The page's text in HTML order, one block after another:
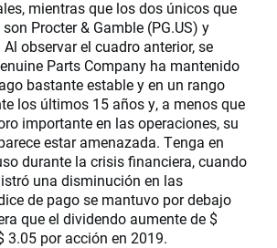
mientras que los dos únicos que
Procter & Gamble (PG.US) y
Al observar el cuadro anterior, se
Parts Company ha mantenido
bastante estable y en un rango
los últimos 15 años y, a menos que
importante en las operaciones, su
estar amenazada. Tenga en
durante la crisis financiera, cuando
una disminución en las
de pago se mantuvo por debajo
que el dividendo aumente de $
3.05 por acción en 2019.